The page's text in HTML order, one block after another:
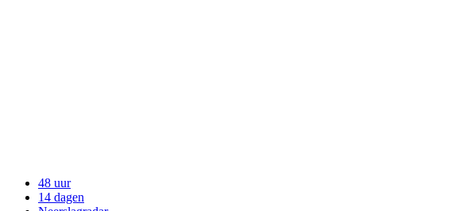
48 uur
14 dagen